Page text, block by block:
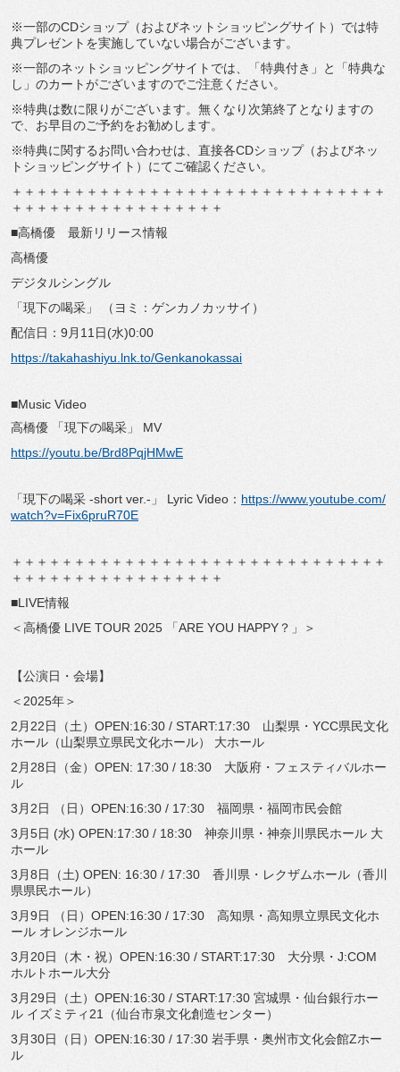
※一部のCDショップ（およびネットショッピングサイト）では特
典プレゼントを実施していない場合がございます。
※一部のネットショッピングサイトでは、「特典付き」と「特典な
し」のカートがございますのでご注意ください。
※特典は数に限りがございます。無くなり次第終了となりますの
で、お早目のご予約をお勧めします。
※特典に関するお問い合わせは、直接各CDショップ（およびネッ
トショッピングサイト）にてご確認ください。
＋＋＋＋＋＋＋＋＋＋＋＋＋＋＋＋＋＋＋＋＋＋＋＋＋＋＋＋＋＋
＋＋＋＋＋＋＋＋＋＋＋＋＋＋＋＋＋
■高橋優 最新リリース情報
高橋優
デジタルシングル
「現下の喝采」 （ヨミ：ゲンカノカッサイ）
配信日：9月11日(水)0:00
https://takahashiyu.lnk.to/Genkanokassai
■Music Video
高橋優 「現下の喝采」 MV
https://youtu.be/Brd8PqjHMwE
「現下の喝采 -short ver.-」 Lyric Video： https://www.youtube.com/
watch?v=Fix6pruR70E
＋＋＋＋＋＋＋＋＋＋＋＋＋＋＋＋＋＋＋＋＋＋＋＋＋＋＋＋＋＋
＋＋＋＋＋＋＋＋＋＋＋＋＋＋＋＋＋
■LIVE情報
＜高橋優 LIVE TOUR 2025 「ARE YOU HAPPY？」＞
【公演日・会場】
＜2025年＞
2月22日（土）OPEN:16:30 / START:17:30 山梨県・YCC県民文化
ホール（山梨県立県民文化ホール） 大ホール
2月28日（金）OPEN: 17:30 / 18:30 大阪府・フェスティバルホー
ル
3月2日 （日）OPEN:16:30 / 17:30 福岡県・福岡市民会館
3月5日 (水) OPEN:17:30 / 18:30 神奈川県・神奈川県民ホール 大
ホール
3月8日（土) OPEN: 16:30 / 17:30 香川県・レクザムホール（香川
県県民ホール）
3月9日 （日）OPEN:16:30 / 17:30 高知県・高知県立県民文化ホ
ール オレンジホール
3月20日（木・祝）OPEN:16:30 / START:17:30 大分県・J:COM
ホルトホール大分
3月29日（土）OPEN:16:30 / START:17:30 宮城県・仙台銀行ホー
ル イズミティ21（仙台市泉文化創造センター）
3月30日（日）OPEN:16:30 / 17:30 岩手県・奥州市文化会館Zホー
ル